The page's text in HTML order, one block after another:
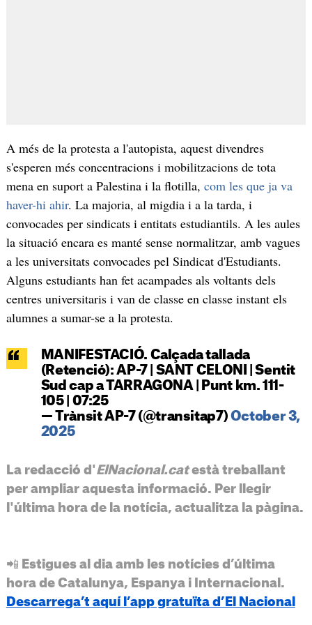
A més de la protesta a l'autopista, aquest divendres
s'esperen més concentracions i mobilitzacions de tota
mena en suport a Palestina i la flotilla, com les que ja va
haver-hi ahir. La majoria, al migdia i a la tarda, i
convocades per sindicats i entitats estudiantils. A les aules
la situació encara es manté sense normalitzar, amb vagues
a les universitats convocades pel Sindicat d'Estudiants.
Alguns estudiants han fet acampades als voltants dels
centres universitaris i van de classe en classe instant els
alumnes a sumar-se a la protesta.
MANIFESTACIÓ. Calçada tallada
(Retenció): AP-7 | SANT CELONI | Sentit
Sud cap a TARRAGONA | Punt km. 111-
105 | 07:25
— Trànsit AP-7 (@transitap7) October 3,
2025
La redacció d'ElNacional.catestà treballant
per ampliar aquesta informació. Per llegir
l'última hora de la notícia, actualitza la pàgina.
📲 Estigues al dia amb les notícies d’última
hora de Catalunya, Espanya i Internacional.
Descarrega’t aquí l’app gratuïta d’El Nacional